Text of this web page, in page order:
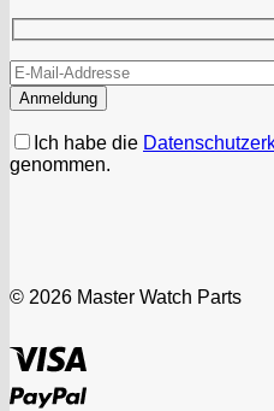
Ich habe die
genommen.
© 2026 Master Watch Parts
PayPal